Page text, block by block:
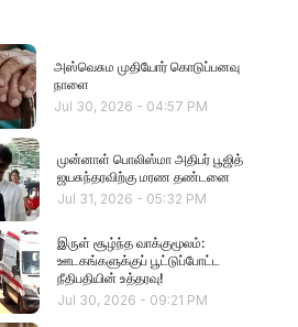
அஸ்வெசும முதியோர் கொடுப்பனவு
நாளை
Jul 30, 2026 - 04:57 PM
முன்னாள் பொலிஸ்மா அதிபர் பூஜித்
ஜயசுந்தரவிற்கு மரண தண்டனை
Jul 31, 2026 - 05:32 PM
இருள் சூழ்ந்த வாக்குமூலம்:
ஊடகங்களுக்குப் பூட்டுப்போட்ட
நீதிபதியின் உத்தரவு!
Jul 30, 2026 - 09:21 PM